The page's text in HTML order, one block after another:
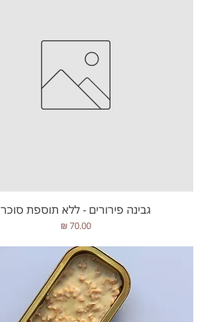
תצוגה מהירה
גבינה פירורים - ללא תוספת סוכר
מחיר